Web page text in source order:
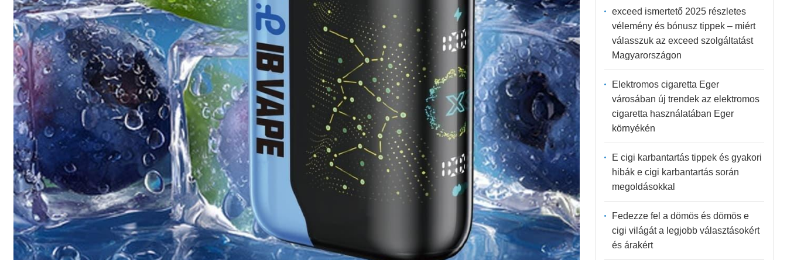
exceed ismertető 2025 részletes
vélemény és bónusz tippek – miért
válasszuk az exceed szolgáltatást
Magyarországon
Elektromos cigaretta Eger
városában új trendek az elektromos
cigaretta használatában Eger
környékén
E cigi karbantartás tippek és gyakori
hibák e cigi karbantartás során
megoldásokkal
Fedezze fel a dömös és dömös e
cigi világát a legjobb választásokért
és árakért